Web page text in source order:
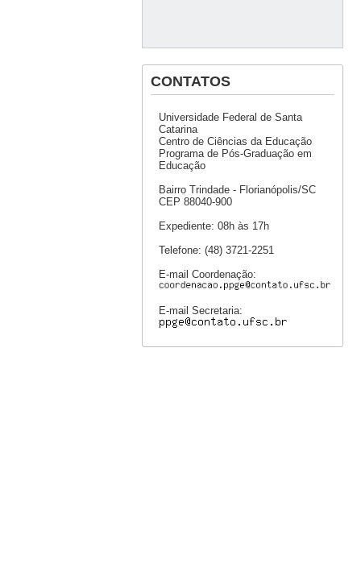
CONTATOS
Universidade Federal de Santa
Catarina
Centro de Ciências da Educação
Programa de Pós-Graduação em
Educação
Bairro Trindade - Florianópolis/SC
CEP 88040-900
Expediente: 08h às 17h
Telefone: (48) 3721-2251
E-mail Coordenação:
E-mail Secretaria: